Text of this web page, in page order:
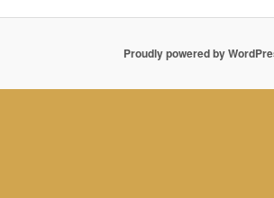
Proudly powered by